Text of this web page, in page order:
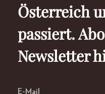
Österreich
passiert.
Newsletter